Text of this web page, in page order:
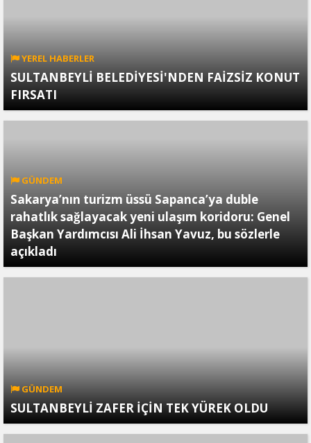
YEREL HABERLER
SULTANBEYLİ BELEDİYESİ'NDEN FAİZSİZ KONUT
FIRSATI
GÜNDEM
Sakarya’nın turizm üssü Sapanca’ya duble
rahatlık sağlayacak yeni ulaşım koridoru: Genel
Başkan Yardımcısı Ali İhsan Yavuz, bu sözlerle
açıkladı
GÜNDEM
SULTANBEYLİ ZAFER İÇİN TEK YÜREK OLDU